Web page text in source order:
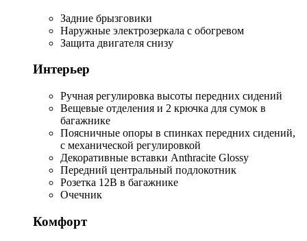
Задние брызговики
Наружные электрозеркала с обогревом
Защита двигателя снизу
Интерьер
Ручная регулировка высоты передних сидений
Вещевые отделения и 2 крючка для сумок в
багажнике
Поясничные опоры в спинках передних сидений,
с механической регулировкой
Декоративные вставки Anthracite Glossy
Передний центральный подлокотник
Розетка 12В в багажнике
Очечник
Комфорт